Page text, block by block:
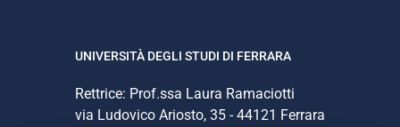
UNIVERSITÀ DEGLI STUDI DI FERRARA
Rettrice: Prof.ssa Laura Ramaciotti
via Ludovico Ariosto, 35 - 44121 Ferrara